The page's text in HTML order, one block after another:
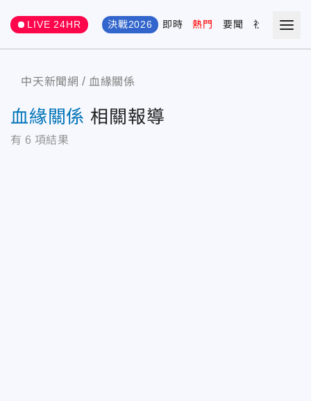
LIVE 24HR 決戰2026 即時 熱門 要聞 社會 娛樂
中天新聞網 血緣關係
血緣關係 相關報導
有 6 項結果